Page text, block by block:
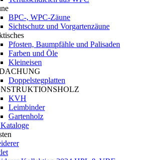
BPC-, WPC-Zäune
Sichtschutz und Vorgartenzäune
Pfosten, Baumpfähle und Palisaden
Farben und Öle
Kleineisen
Doppelstegplatten
KVH
Leimbinder
Gartenholz